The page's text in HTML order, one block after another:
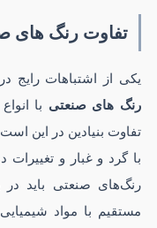
تفاوت رنگ های
یکی از اشتباهات رایج
رنگ های صنعتی با
تفاوت بنیادین در این
با گرد و غبار و
رنگ‌های صنعتی باید در
مستقیم با مواد